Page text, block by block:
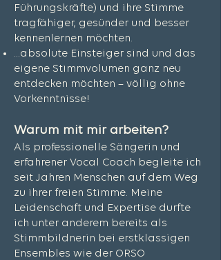
Führungskräfte) und ihre Stimme
tragfähiger, gesünder und besser
kennenlernen möchten.
...absolute Einsteiger sind und das
eigene Stimmvolumen ganz neu
entdecken möchten – völlig ohne
Vorkenntnisse!
Warum mit mir arbeiten?
Als professionelle Sängerin und
erfahrener Vocal Coach begleite ich
seit Jahren Menschen auf dem Weg
zu ihrer freien Stimme. Meine
Leidenschaft und Expertise durfte
ich unter anderem bereits als
Stimmbildnerin bei erstklassigen
Ensembles wie der ORSO